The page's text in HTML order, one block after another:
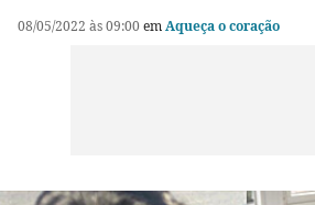
08/05/2022 às 09:00 emAqueça o coração